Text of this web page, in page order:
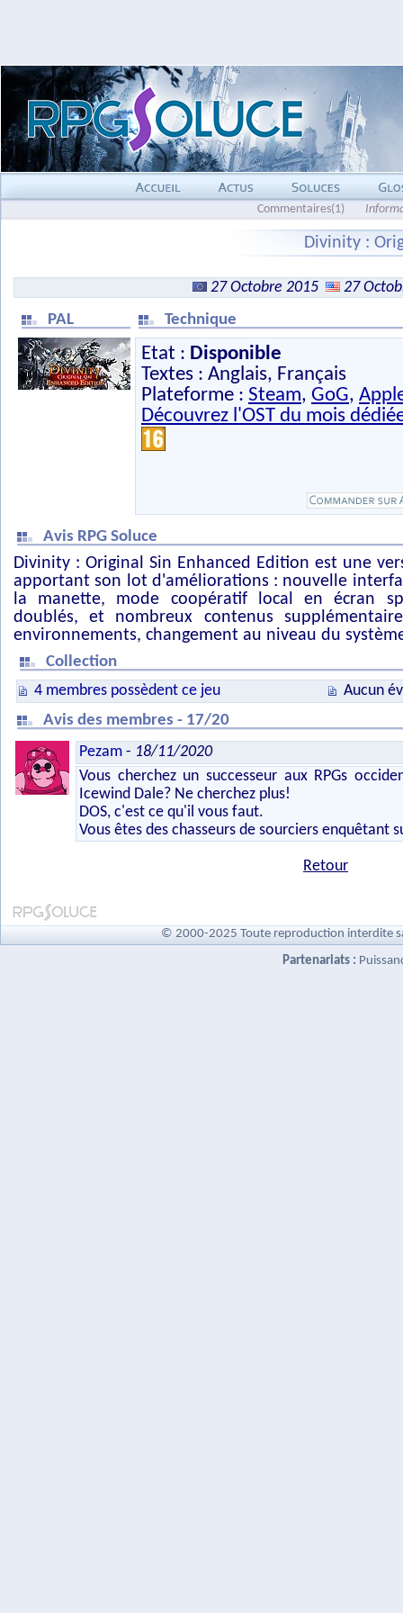
Commentaires(1)
Divinity :
27 Octobre 2015
27
PAL
Technique
Etat : Disponible
Textes : Anglais, Français
Plateforme : Steam, GoG,
Découvrez l'OST du mois
Avis RPG Soluce
Divinity : Original Sin Enhanced Edition est une
apportant son lot d'améliorations : nouvelle
la manette, mode coopératif local en écran
doublés, et nombreux contenus
environnements, changement au niveau du
Collection
4 membres possèdent ce jeu
Aucun
Avis des membres - 17/20
Pezam - 18/11/2020
Vous cherchez un successeur aux RPGs
Icewind Dale? Ne cherchez plus!
DOS, c'est ce qu'il vous faut.
Vous êtes des chasseurs de sourciers enquêtant
Retour
© 2000-2025 Toute reproduction interdite
Partenariats :